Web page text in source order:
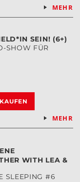
MEHR
SEIN! (6+)
SHOW FÜR
MEHR
WITH LEA &
SLEEPING #6